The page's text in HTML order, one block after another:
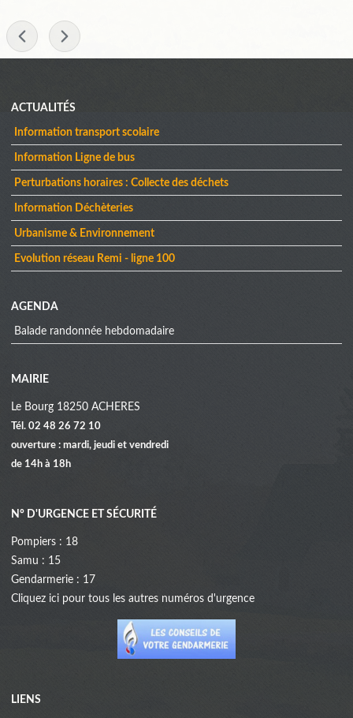
Menu
ACTUALITÉS
Information transport scolaire
Information Ligne de bus
Perturbations horaires : Collecte des déchets
Information Déchèteries
Urbanisme & Environnement
Evolution réseau Remi - ligne 100
AGENDA
Balade randonnée hebdomadaire
MAIRIE
Le Bourg 18250 ACHERES
Tél. 02 48 26 72 10
ouverture : mardi, jeudi et vendredi
de 14h à 18h
N° D'URGENCE ET SÉCURITÉ
Pompiers : 18
Samu : 15
Gendarmerie : 17
Cliquez ici pour tous les autres numéros d'urgence
LIENS